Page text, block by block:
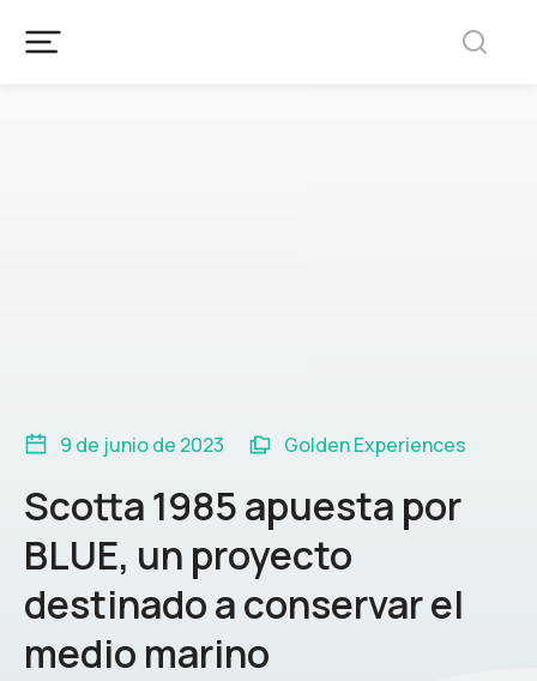
9 de junio de 2023 Golden Experiences
Scotta 1985 apuesta por
BLUE, un proyecto
destinado a conservar el
medio marino